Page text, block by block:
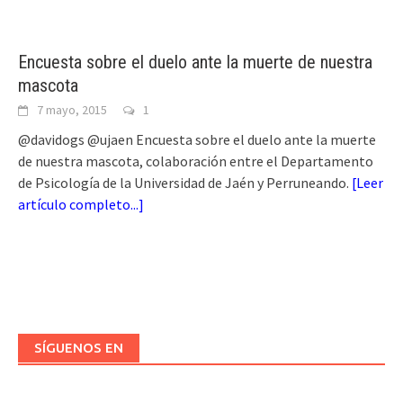
Encuesta sobre el duelo ante la muerte de nuestra
mascota
7 mayo, 2015 1
@davidogs @ujaen Encuesta sobre el duelo ante la muerte
de nuestra mascota, colaboración entre el Departamento
de Psicología de la Universidad de Jaén y Perruneando. [Leer
artículo completo...]
SÍGUENOS EN